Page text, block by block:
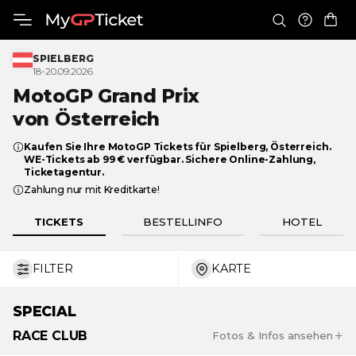
SPIELBERG
18-20.09.2026
MotoGP Grand Prix
von Österreich
Kaufen Sie Ihre MotoGP Tickets für Spielberg, Österreich.
WE-Tickets ab 99 € verfügbar. Sichere Online-Zahlung,
Ticketagentur.
Zahlung nur mit Kreditkarte!
TICKETS BESTELLINFO HOTEL
FILTER
KARTE
SPECIAL
RACE CLUB Fotos & Infos ansehen